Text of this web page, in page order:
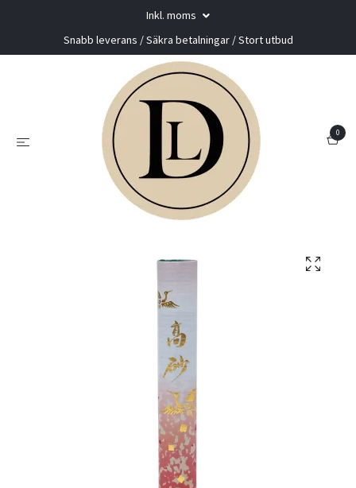
Inkl. moms
Snabb leverans / Säkra betalningar / Stort utbud
0